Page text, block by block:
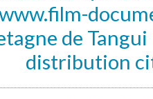
de
distribution